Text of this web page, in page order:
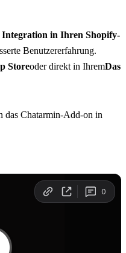
Integration in Ihren Shopify-
Benutzererfahrung.
Storeoder direkt in IhremDas
das Chatarmin-Add-on in